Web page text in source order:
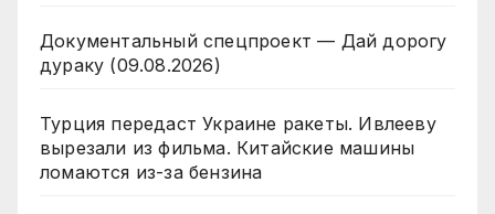
Документальный спецпроект — Дай дорогу
дураку (09.08.2026)
Турция передаст Украине ракеты. Ивлееву
вырезали из фильма. Китайские машины
ломаются из-за бензина